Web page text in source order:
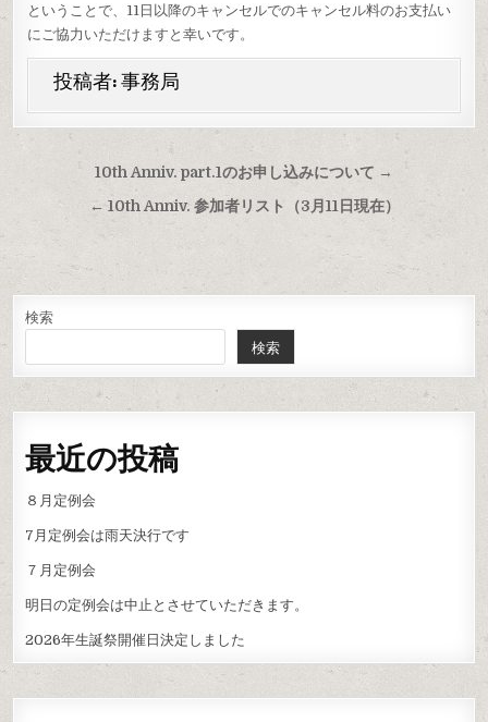
ということで、11日以降のキャンセルでのキャンセル料のお支払い
にご協力いただけますと幸いです。
投稿者:事務局
ナ
ビ
ゲ
ー
シ
ョ
ン
10th Anniv. part.1のお申し込みについて →
← 10th Anniv. 参加者リスト（3月11日現在）
検索
検索
最近の投稿
８月定例会
7月定例会は雨天決行です
７月定例会
明日の定例会は中止とさせていただきます。
2026年生誕祭開催日決定しました